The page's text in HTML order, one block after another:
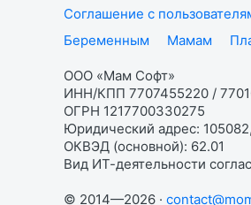
Соглашение с
Беременным
Мамам
ООО «Мам Софт»
ИНН/КПП 7707455220 /
ОГРН 1217700330275
Юридический адрес:
ОКВЭД (основной): 62.01
Вид ИТ-деятельности
© 2014—2026 ·